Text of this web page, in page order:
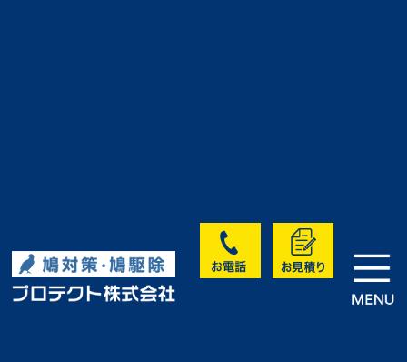
HOME>実績・お客様の声>未分類>工場内ハト対策｜H社工場様